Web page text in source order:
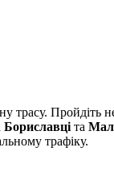
Пройдіть
Бориславці та
трафіку.